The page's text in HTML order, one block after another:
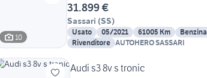
10
31.899 €
Sassari (SS)
Usato 05/2021 61005 Km Benzina
Rivenditore AUTOHERO SASSARI
Audi s3 8v s tronic